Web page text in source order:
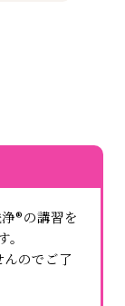
®の講習を
のでご了